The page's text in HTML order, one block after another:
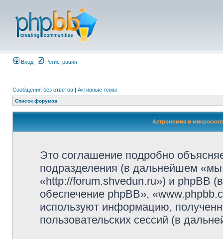
Вход Регистрация
Сообщения без ответов | Активные темы
Список форумов
Астрономия и
Это соглашение подробно
подразделения (в дальнейшем
«http://forum.shvedun.ru») и phpBB
обеспечение phpBB»,
используют информацию,
пользовательских сессий (в